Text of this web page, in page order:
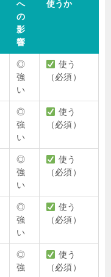
へ
の
影
響
使うか
◎
強
い
使う
（必須）
◎
強
い
使う
（必須）
◎
強
い
使う
（必須）
◎
強
い
使う
（必須）
◎
強
使う
（必須）